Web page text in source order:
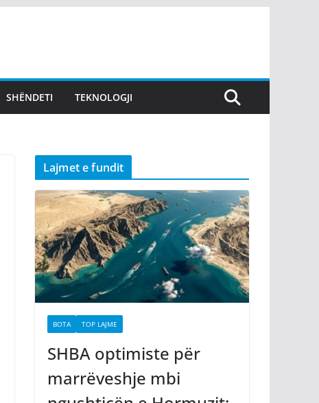
SHËNDETI TEKNOLOGJI
Lajmet e fundit
BOTA TOP LAJME
SHBA optimiste për
marrëveshje mbi